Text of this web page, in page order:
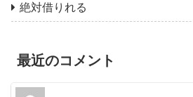
絶対借りれる
最近のコメント